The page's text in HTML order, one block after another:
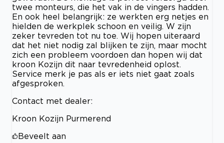
twee monteurs, die het vak in de vingers hadden.
En ook heel belangrijk: ze werkten erg netjes en
hielden de werkplek schoon en veilig. W zijn
zeker tevreden tot nu toe. Wij hopen uiteraard
dat het niet nodig zal blijken te zijn, maar mocht
zich een probleem voordoen dan hopen wij dat
kroon Kozijn dit naar tevredenheid oplost.
Service merk je pas als er iets niet gaat zoals
afgesproken.
Contact met dealer:
Kroon Kozijn Purmerend
Beveelt aan